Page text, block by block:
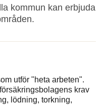
kommun kan erbjuda
utför "heta arbeten".
krav
lödning, torkning,